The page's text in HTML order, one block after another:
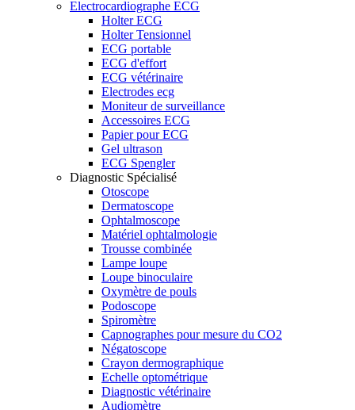
Electrocardiographe ECG
Holter ECG
Holter Tensionnel
ECG portable
ECG d'effort
ECG vétérinaire
Electrodes ecg
Moniteur de surveillance
Accessoires ECG
Papier pour ECG
Gel ultrason
ECG Spengler
Diagnostic Spécialisé
Otoscope
Dermatoscope
Ophtalmoscope
Matériel ophtalmologie
Trousse combinée
Lampe loupe
Loupe binoculaire
Oxymètre de pouls
Podoscope
Spiromètre
Capnographes pour mesure du CO2
Négatoscope
Crayon dermographique
Echelle optométrique
Diagnostic vétérinaire
Audiomètre